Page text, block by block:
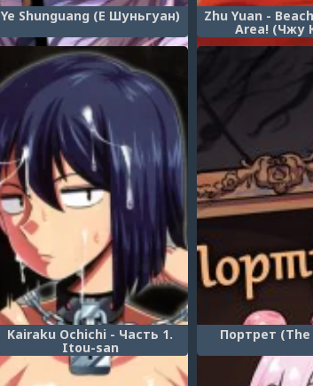
Ye Shunguang (Е Шуньгуан) Zhu Yuan -
Area! (Чжу
Запретная
Kairaku Ochichi - Часть 1.
Itou-san
Портрет